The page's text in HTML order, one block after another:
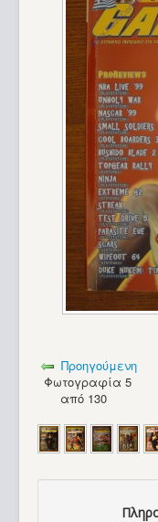
Sinclair ZX
Sinclair ZX
Προηγούμενη
Φωτογραφία 5
από 130